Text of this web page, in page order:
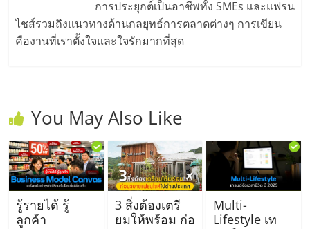
ไชส์"
การประยุกต์เป็นอาชีพทั้ง SMEs และแฟรน
ไชส์รวมถึงแนวทางด้านกลยุทธ์การตลาดต่างๆ การเขียน
คืองานที่เราตั้งใจและใจรักมากที่สุด
You May Also Like
รู้รายได้ รู้
ลูกค้า
3 สิ่งต้องเตรี
ยมให้พร้อม ก่อ
Multi-
Lifestyle เท